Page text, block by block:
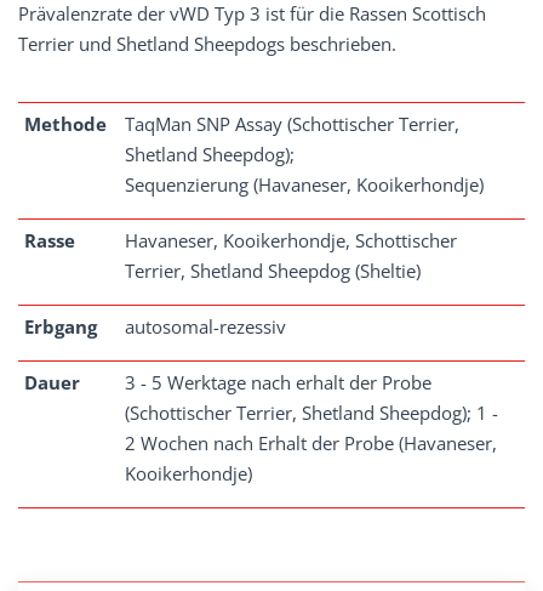
Prävalenzrate der vWD Typ 3 ist für die Rassen Scottisch
Terrier und Shetland Sheepdogs beschrieben.
Methode
TaqMan SNP Assay (Schottischer Terrier,
Shetland Sheepdog);
Sequenzierung (Havaneser, Kooikerhondje)
Rasse
Havaneser, Kooikerhondje, Schottischer
Terrier, Shetland Sheepdog (Sheltie)
Erbgang autosomal-rezessiv
Dauer
3 - 5 Werktage nach erhalt der Probe
(Schottischer Terrier, Shetland Sheepdog); 1 -
2 Wochen nach Erhalt der Probe (Havaneser,
Kooikerhondje)